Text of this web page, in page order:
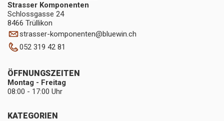
Strasser Komponenten
Schlossgasse 24
8466 Trüllikon
strasser-komponenten@bluewin.ch
052 319 42 81
KATEGORIEN
ÖFFNUNGSZEITEN
Montag - Freitag
08:00 - 17:00 Uhr